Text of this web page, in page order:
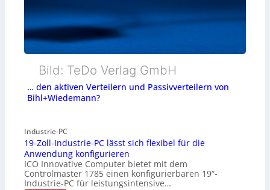
Bild: TeDo Verlag GmbH
… den aktiven Verteilern und Passivverteilern von
Bihl+Wiedemann?
Industrie-PC
19-Zoll-Industrie-PC lässt sich flexibel für die
Anwendung konfigurieren
ICO Innovative Computer bietet mit dem
Controlmaster 1785 einen konfigurierbaren 19“-
Industrie-PC für leistungsintensive…